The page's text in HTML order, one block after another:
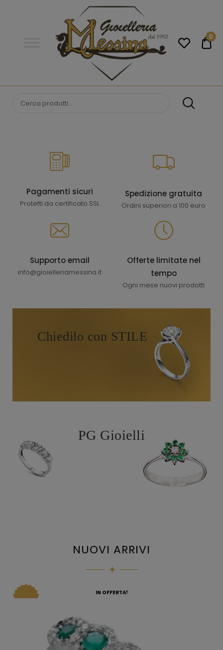
donna. Acquista online i migliori
0
Pagamenti sicuri
Protetti da certificato SSL
Spedizione gratuita
Ordini superiori a 100 euro
Supporto email
info@gioielleriamessina.it
Offerte limitate nel
tempo
Ogni mese nuovi prodotti
Chiedilo con STILE
PG Gioielli
NUOVI ARRIVI
IN OFFERTA!